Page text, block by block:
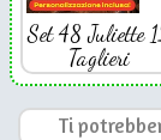
Set 48 Juliette
Taglieri
Ti